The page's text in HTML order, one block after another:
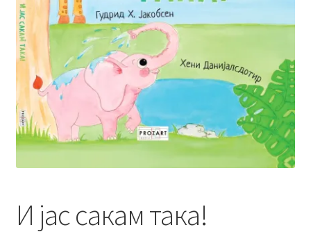
Литературен фестивал
Literary Agency
child
menu
Корисничка сметка
Expand
child
menu
И јас сакам така!